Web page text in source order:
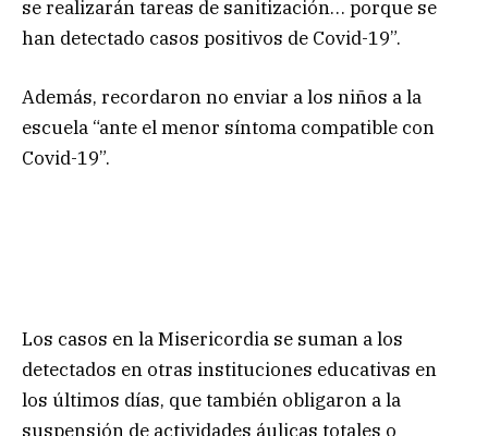
se realizarán tareas de sanitización… porque se
han detectado casos positivos de Covid-19”.
Además, recordaron no enviar a los niños a la
escuela “ante el menor síntoma compatible con
Covid-19”.
Los casos en la Misericordia se suman a los
detectados en otras instituciones educativas en
los últimos días, que también obligaron a la
suspensión de actividades áulicas totales o